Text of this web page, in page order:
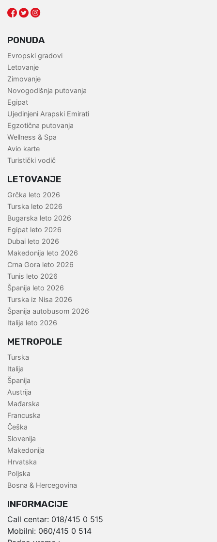
PONUDA
Evropski gradovi
Letovanje
Zimovanje
Novogodišnja putovanja
Egipat
Ujedinjeni Arapski Emirati
Egzotična putovanja
Wellness & Spa
Avio karte
Turistički vodič
LETOVANJE
Grčka leto 2026
Turska leto 2026
Bugarska leto 2026
Egipat leto 2026
Dubai leto 2026
Makedonija leto 2026
Crna Gora leto 2026
Tunis leto 2026
Španija leto 2026
Turska iz Nisa 2026
Španija autobusom 2026
Italija leto 2026
METROPOLE
Turska
Italija
Španija
Austrija
Mađarska
Francuska
Češka
Slovenija
Makedonija
Hrvatska
Poljska
Bosna & Hercegovina
INFORMACIJE
Call centar: 018/415 0 515
Mobilni: 060/415 0 514